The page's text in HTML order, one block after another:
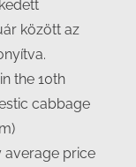
között az
the 10th
cabbage
average price